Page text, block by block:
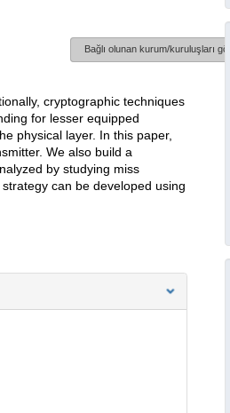
Bağlı olunan kurum/kuruluşları
cryptographic techniques
for lesser equipped
physical layer. In this paper,
We also build a
by studying miss
can be developed using